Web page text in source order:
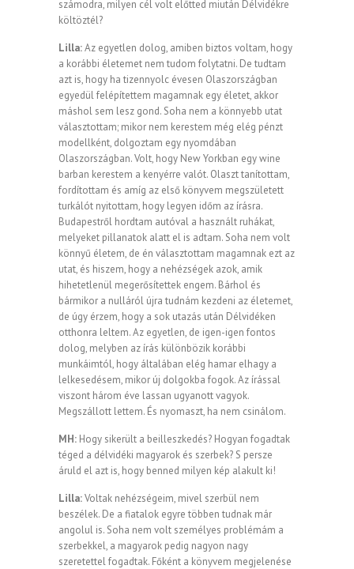
számodra, milyen cél volt előtted miután Délvidékre
költöztél?
Lilla:Az egyetlen dolog, amiben biztos voltam, hogy
a korábbi életemet nem tudom folytatni. De tudtam
azt is, hogy ha tizennyolc évesen Olaszországban
egyedül felépítettem magamnak egy életet, akkor
máshol sem lesz gond. Soha nem a könnyebb utat
választottam; mikor nem kerestem még elég pénzt
modellként, dolgoztam egy nyomdában
Olaszországban. Volt, hogy New Yorkban egy wine
barban kerestem a kenyérre valót. Olaszt tanítottam,
fordítottam és amíg az első könyvem megszületett
turkálót nyitottam, hogy legyen időm az írásra.
Budapestről hordtam autóval a használt ruhákat,
melyeket pillanatok alatt el is adtam. Soha nem volt
könnyű életem, de én választottam magamnak ezt az
utat, és hiszem, hogy a nehézségek azok, amik
hihetetlenül megerősítettek engem. Bárhol és
bármikor a nulláról újra tudnám kezdeni az életemet,
de úgy érzem, hogy a sok utazás után Délvidéken
otthonra leltem. Az egyetlen, de igen-igen fontos
dolog, melyben az írás különbözik korábbi
munkáimtól, hogy általában elég hamar elhagy a
lelkesedésem, mikor új dolgokba fogok. Az írással
viszont három éve lassan ugyanott vagyok.
Megszállott lettem. És nyomaszt, ha nem csinálom.
MH: Hogy sikerült a beilleszkedés? Hogyan fogadtak
téged a délvidéki magyarok és szerbek? S persze
áruld el azt is, hogy benned milyen kép alakult ki!
Lilla:Voltak nehézségeim, mivel szerbül nem
beszélek. De a fiatalok egyre többen tudnak már
angolul is. Soha nem volt személyes problémám a
szerbekkel, a magyarok pedig nagyon nagy
szeretettel fogadtak. Főként a könyvem megjelenése